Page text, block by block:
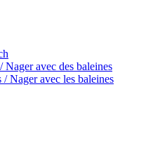
Nager avec des baleines
Nager avec les baleines